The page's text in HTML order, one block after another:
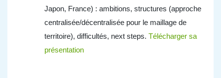
Japon, France) : ambitions, structures (approche
centralisée/décentralisée pour le maillage de
territoire), difficultés, next steps. Télécharger sa
présentation